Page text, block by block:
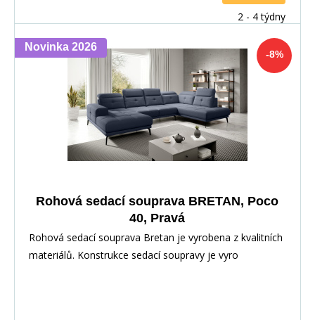
2 - 4 týdny
-8%
Novinka 2026
Rohová sedací souprava BRETAN, Poco
40, Pravá
Rohová sedací souprava Bretan je vyrobena z kvalitních
materiálů. Konstrukce sedací soupravy je vyro